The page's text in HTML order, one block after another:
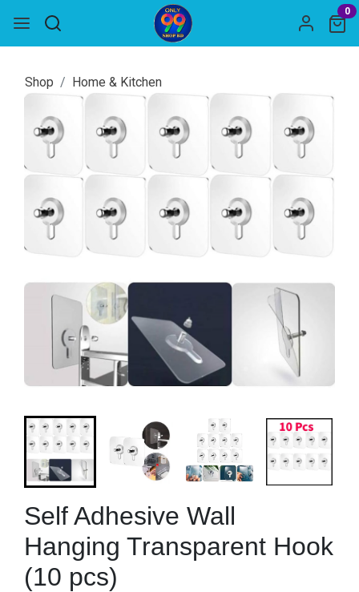
0
Shop Home & Kitchen
Self Adhesive Wall
Hanging Transparent Hook
(10 pcs)